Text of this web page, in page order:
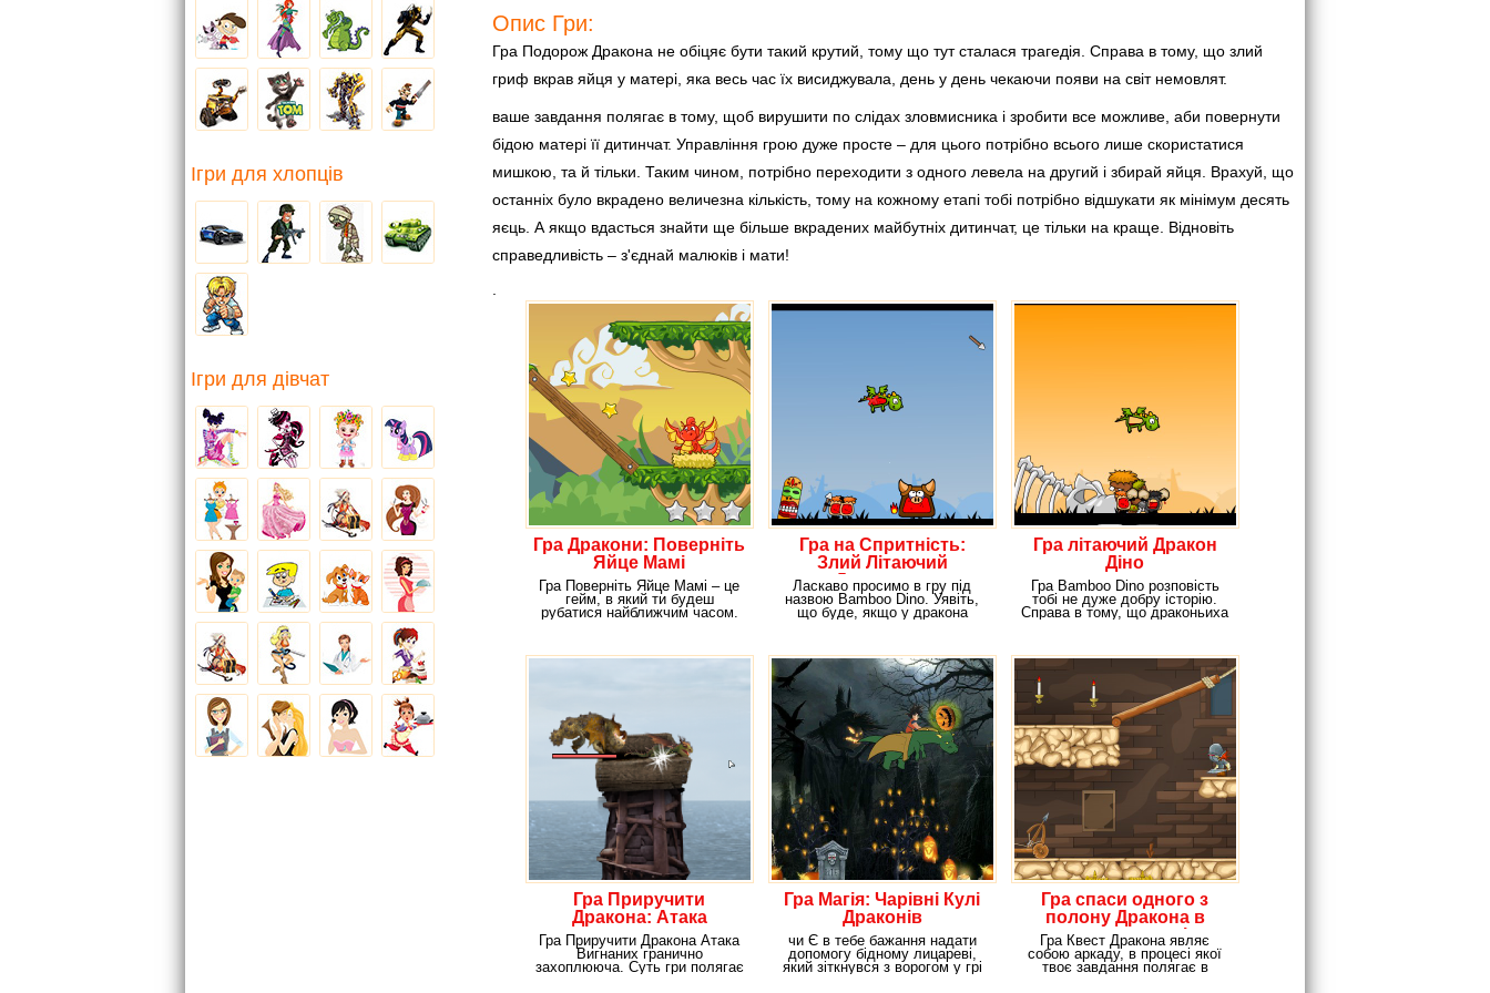
Опис Гри:
Гра Подорож Дракона не обіцяє бути такий крутий, тому що тут сталася трагедія. Справа в тому, що злий
гриф вкрав яйця у матері, яка весь час їх висиджувала, день у день чекаючи появи на світ немовлят.
ваше завдання полягає в тому, щоб вирушити по слідах зловмисника і зробити все можливе, аби повернути
бідою матері її дитинчат. Управління грою дуже просте – для цього потрібно всього лише скористатися
мишкою, та й тільки. Таким чином, потрібно переходити з одного левела на другий і збирай яйця. Врахуй, що
останніх було вкрадено величезна кількість, тому на кожному етапі тобі потрібно відшукати як мінімум десять
яєць. А якщо вдасться знайти ще більше вкрадених майбутніх дитинчат, це тільки на краще. Відновіть
справедливість – з'єднай малюків і мати!
Гра Дракони: Поверніть
Яйце Мамі
Гра Поверніть Яйце Мамі – це
гейм, в який ти будеш
рубатися найближчим часом.
Гра на Спритність:
Злий Літаючий
Дракончик
Ласкаво просимо в гру під
назвою Bamboo Dino. Уявіть,
що буде, якщо у дракона
Гра літаючий Дракон
Діно
Гра Bamboo Dino розповість
тобі не дуже добру історію.
Справа в тому, що драконьиха
Гра Приручити
Дракона: Атака
Гра Приручити Дракона Атака
Вигнаних гранично
захоплююча. Суть гри полягає
Гра Магія: Чарівні Кулі
Драконів
чи Є в тебе бажання надати
допомогу бідному лицареві,
який зіткнувся з ворогом у грі
Гра спаси одного з
полону Дракона в
новому квесті
Гра Квест Дракона являє
собою аркаду, в процесі якої
твоє завдання полягає в
Ігри для хлопців
Ігри для дівчат